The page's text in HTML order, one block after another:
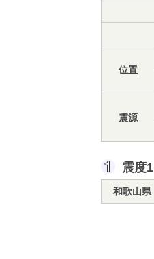
位置
震源
震度1
和歌山県